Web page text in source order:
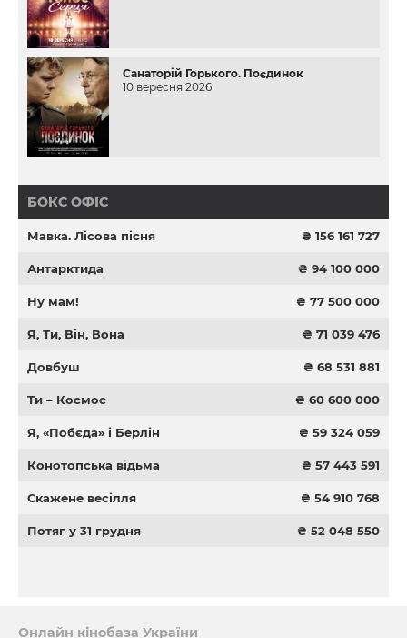
Санаторій Горького. Поєдинок
10 вересня 2026
БОКС ОФІС
Мавка. Лісова пісня ₴ 156 161 727
Антарктида ₴ 94 100 000
Ну мам! ₴ 77 500 000
Я, Ти, Він, Вона ₴ 71 039 476
Довбуш ₴ 68 531 881
Ти – Космос ₴ 60 600 000
Я, «Побєда» і Берлін ₴ 59 324 059
Конотопська відьма ₴ 57 443 591
Скажене весілля ₴ 54 910 768
Потяг у 31 грудня ₴ 52 048 550
Онлайн кінобаза України